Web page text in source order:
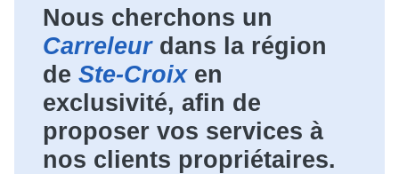
Nous cherchons un
Carreleurdans la région
de Ste-Croixen
exclusivité, afin de
proposer vos services à
nos clients propriétaires.